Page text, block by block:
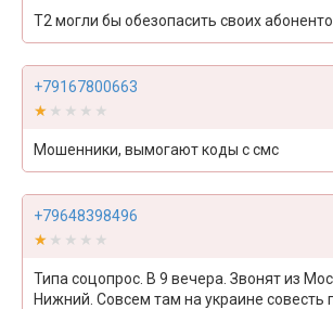
Т2 могли бы обезопасить своих
+79167800663
★★★★★
★★★★★
Мошенники, вымогают коды с смс
+79648398496
★★★★★
★★★★★
Типа соцопрос. В 9 вечера. Звонят из
Нижний. Совсем там на украине совесть